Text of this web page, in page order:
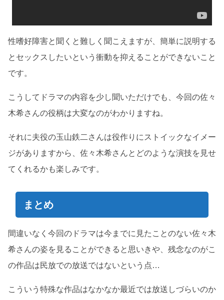
性嗜好障害と聞くと難しく聞こえますが、簡単に説明する
とセックスしたいという衝動を抑えることができないこと
です。
こうしてドラマの内容を少し聞いただけでも、今回の佐々
木希さんの役柄は大変なのがわかりますね。
それに夫役の玉山鉄二さんは役作りにストイックなイメー
ジがありますから、佐々木希さんとどのような演技を見せ
てくれるかも楽しみです。
まとめ
間違いなく今回のドラマは今までに見たことのない佐々木
希さんの姿を見ることができると思いきや、残念なのがこ
の作品は民放での放送ではないという点…
こういう特殊な作品はなかなか最近では放送しづらいのか